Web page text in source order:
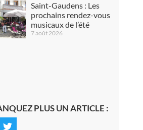
Saint-Gaudens : Les
prochains rendez-vous
musicaux de l’été
7 août 2026
PLUS UN ARTICLE :